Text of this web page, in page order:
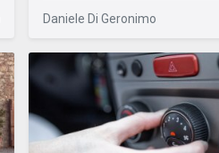
Daniele Di Geronimo